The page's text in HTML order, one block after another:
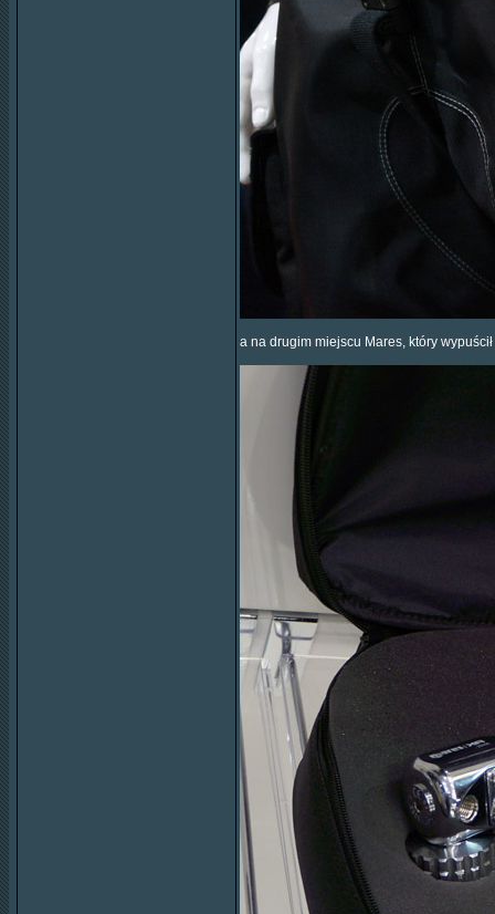
a na drugim miejscu Mares, który